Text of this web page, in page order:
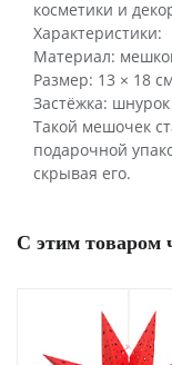
косметики и
Характеристики:
Материал:
Размер: 13 × 18 см
Застёжка: шнурок
Такой мешочек
подарочной
скрывая его.
С этим товаром